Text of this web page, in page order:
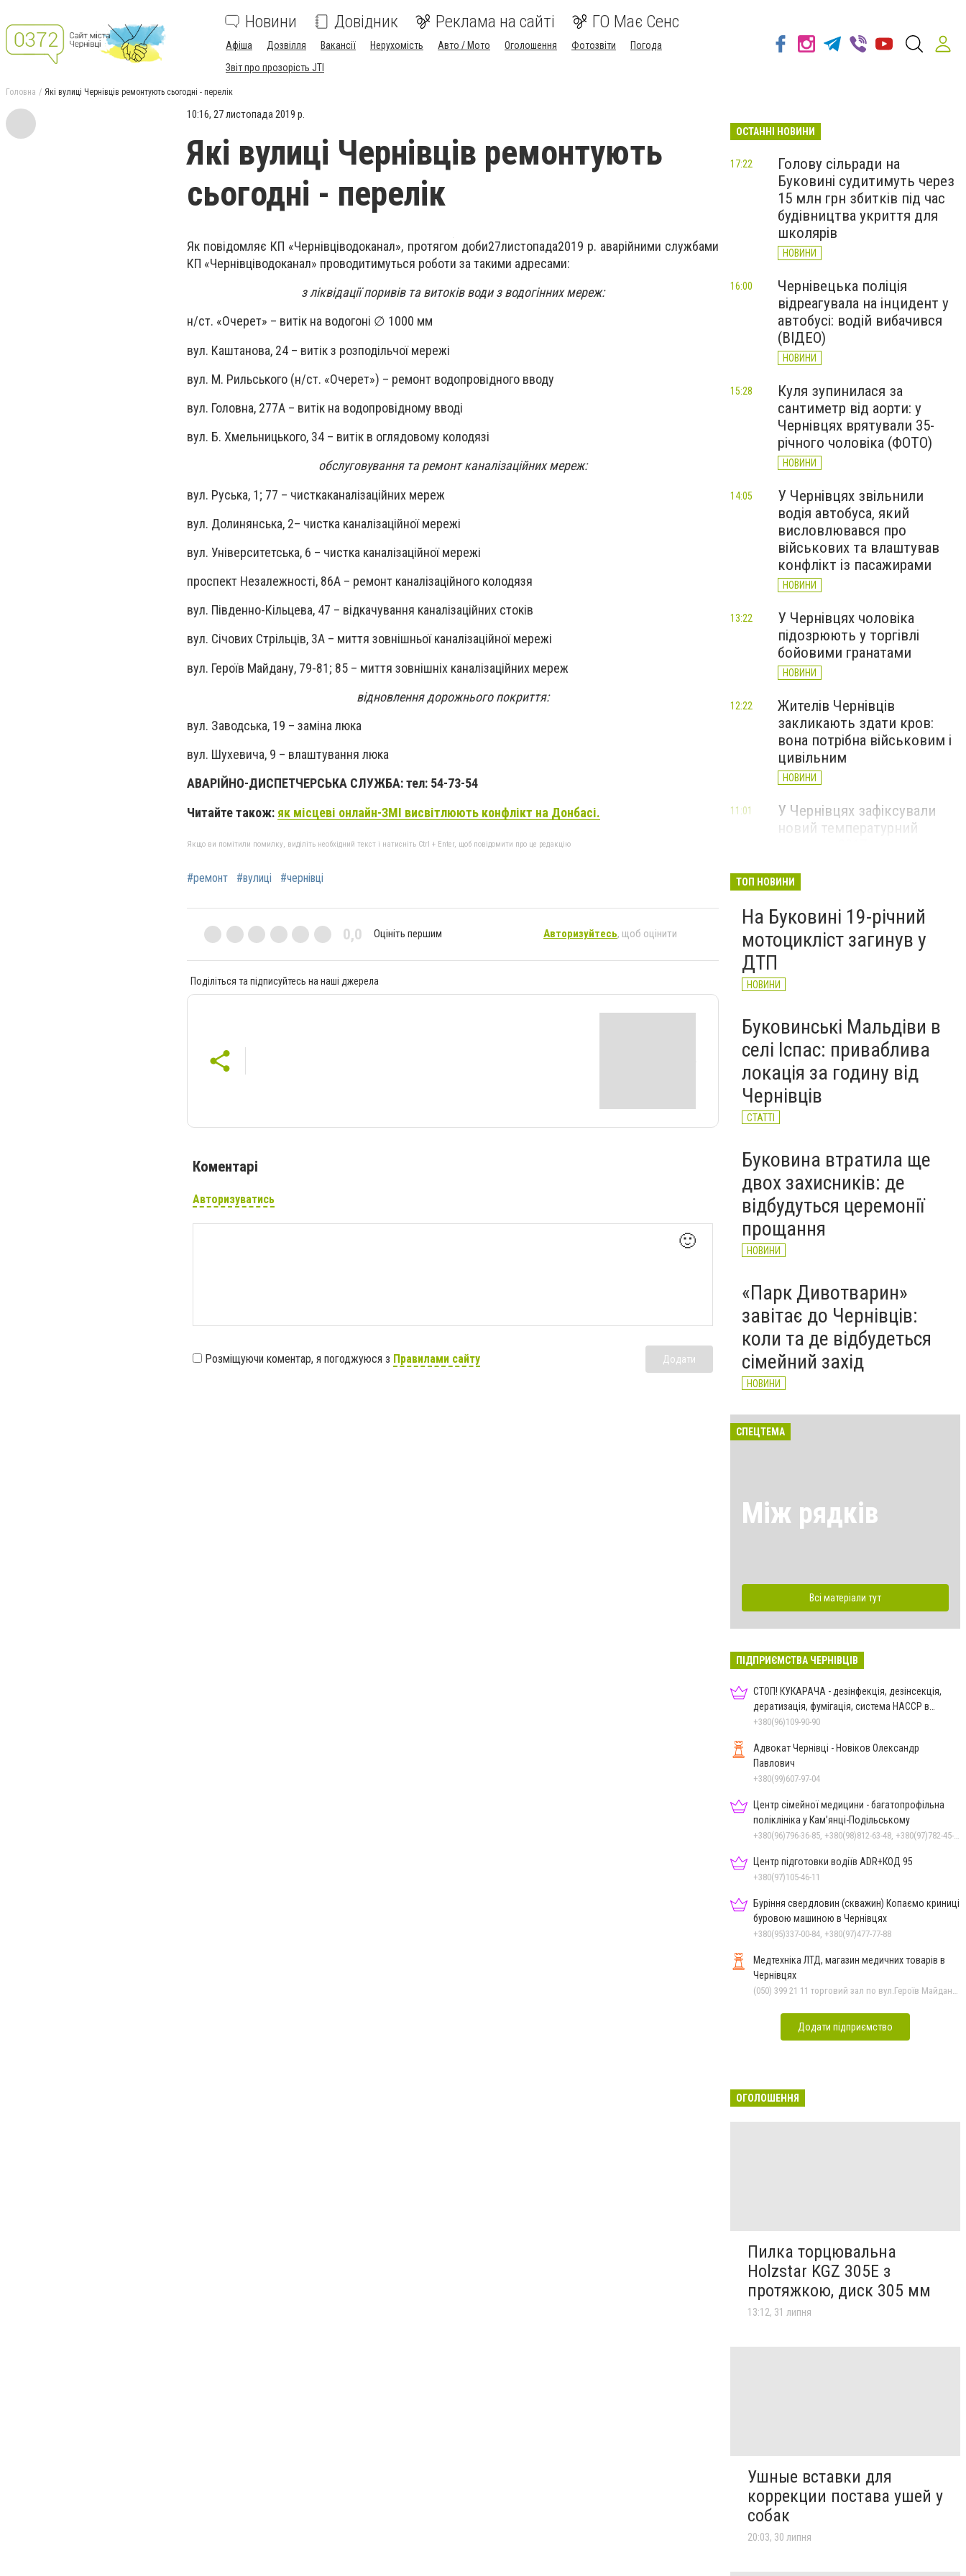
Новини Довідник Реклама на сайті ГО Має Сенс
Афіша Дозвілля Вакансії Нерухомість Авто / Мото Оголошення Фотозвіти
Погода
Звіт про прозорість JTI
Головна Які вулиці Чернівців ремонтують сьогодні - перелік
10:16, 27 листопада 2019 р.
Які вулиці Чернівців ремонтують
сьогодні - перелік
Як повідомляє КП «Чернівціводоканал», протягом доби27листопада2019 р. аварійними службами
КП «Чернівціводоканал» проводитимуться роботи за такими адресами:
з ліквідації поривів та витоків води з водогінних мереж:
н/ст. «Очерет» – витік на водогоні ∅ 1000 мм
вул. Каштанова, 24 – витік з розподільчої мережі
вул. М. Рильського (н/ст. «Очерет») – ремонт водопровідного вводу
вул. Головна, 277А – витік на водопровідному вводі
вул. Б. Хмельницького, 34 – витік в оглядовому колодязі
обслуговування та ремонт каналізаційних мереж:
вул. Руська, 1; 77 – чисткаканалізаційних мереж
вул. Долинянська, 2– чистка каналізаційної мережі
вул. Університетська, 6 – чистка каналізаційної мережі
проспект Незалежності, 86А – ремонт каналізаційного колодязя
вул. Південно-Кільцева, 47 – відкачування каналізаційних стоків
вул. Січових Стрільців, 3А – миття зовнішньої каналізаційної мережі
вул. Героїв Майдану, 79-81; 85 – миття зовнішніх каналізаційних мереж
відновлення дорожнього покриття:
вул. Заводська, 19 – заміна люка
вул. Шухевича, 9 – влаштування люка
АВАРІЙНО-ДИСПЕТЧЕРСЬКА СЛУЖБА: тел: 54-73-54
Читайте також: як місцеві онлайн-ЗМІ висвітлюють конфлікт на Донбасі.
Якщо ви помітили помилку, виділіть необхідний текст і натисніть Ctrl + Enter, щоб повідомити про це редакцію
#ремонт #вулиці #чернівці
0,0 Оцініть першим Авторизуйтесь, щоб оцінити
Поділіться та підписуйтесь на наші джерела
Коментарі
Авторизуватись
🙂
Розміщуючи коментар, я погоджуюся з Правилами сайту Додати
ОСТАННІ НОВИНИ
Голову сільради на
Буковині судитимуть через
15 млн грн збитків під час
будівництва укриття для
школярів
НОВИНИ
17:22
Чернівецька поліція
відреагувала на інцидент у
автобусі: водій вибачився
(ВІДЕО)
НОВИНИ
16:00
Куля зупинилася за
сантиметр від аорти: у
Чернівцях врятували 35-
річного чоловіка (ФОТО)
НОВИНИ
15:28
У Чернівцях звільнили
водія автобуса, який
висловлювався про
військових та влаштував
конфлікт із пасажирами
НОВИНИ
14:05
У Чернівцях чоловіка
підозрюють у торгівлі
бойовими гранатами
НОВИНИ
13:22
Жителів Чернівців
закликають здати кров:
вона потрібна військовим і
цивільним
НОВИНИ
12:22
У Чернівцях зафіксували
новий температурний
11:01
області обмежили рух
великовагового транспорту
НОВИНИ
ТОП НОВИНИ
На Буковині 19-річний
мотоцикліст загинув у
ДТП
НОВИНИ
Буковинські Мальдіви в
селі Іспас: приваблива
локація за годину від
Чернівців
СТАТТІ
Буковина втратила ще
двох захисників: де
відбудуться церемонії
прощання
НОВИНИ
«Парк Дивотварин»
завітає до Чернівців:
коли та де відбудеться
сімейний захід
НОВИНИ
СПЕЦТЕМА
Між рядків
Всі матеріали тут
ПІДПРИЄМСТВА ЧЕРНІВЦІВ
СТОП! КУКАРАЧА - дезінфекція, дезінсекція,
дератизація, фумігація, система HACCP в
Чернівцях
+380(96)109-90-90
Адвокат Чернівці - Новіков Олександр
Павлович
+380(99)607-97-04
Центр сімейної медицини - багатопрофільна
поліклініка у Кам’янці-Подільському
Центр підготовки водіїв ADR+КОД 95
+380(97)105-46-11
Буріння свердловин (скважин) Копаємо криниці
буровою машиною в Чернівцях
+380(95)337-00-84, +380(97)477-77-88
Медтехніка ЛТД, магазин медичних товарів в
Чернівцях
Додати підприємство
ОГОЛОШЕННЯ
Пилка торцювальна
Holzstar KGZ 305E з
протяжкою, диск 305 мм
13:12, 31 липня
Ушные вставки для
коррекции постава ушей у
собак
20:03, 30 липня